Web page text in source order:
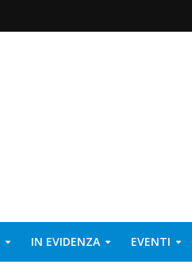
IN EVIDENZA EVENTI